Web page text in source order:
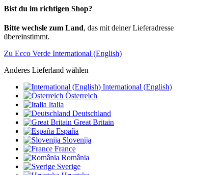
Bist du im richtigen Shop?
Bitte wechsle zum Land, das mit deiner Lieferadresse
übereinstimmt.
Zu Ecco Verde International (English)
Anderes Lieferland wählen
International (English)
Österreich
Italia
Deutschland
Great Britain
España
Slovenija
France
România
Sverige